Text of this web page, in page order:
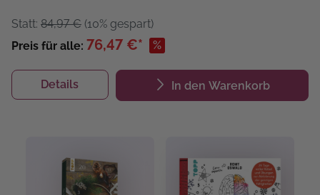
Statt: 84,97 € (10% gespart)
Preis für alle: 76,47 €* %
Details In den Warenkorb